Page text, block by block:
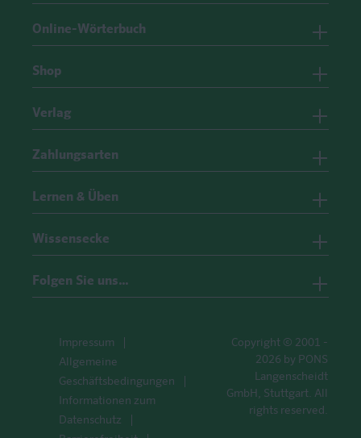
Online-Wörterbuch
Shop
Verlag
Zahlungsarten
Lernen & Üben
Wissensecke
Folgen Sie uns…
Impressum
Allgemeine
Geschäftsbedingungen
Informationen zum
Datenschutz
Copyright © 2001 -
2026 by PONS
Langenscheidt
GmbH, Stuttgart. All
rights reserved.